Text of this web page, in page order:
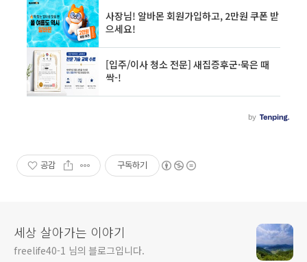
공감 구독하기
세상 살아가는 이야기
freelife40-1 님의 블로그입니다.